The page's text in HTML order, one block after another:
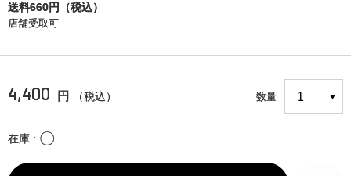
送料660円（税込）
店舗受取可
4,400 円 （税込） 数量
在庫 〇